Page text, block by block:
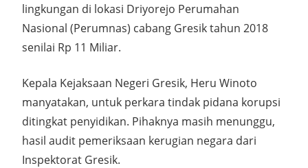
lingkungan di lokasi Driyorejo Perumahan
Nasional (Perumnas) cabang Gresik tahun 2018
senilai Rp 11 Miliar.
Kepala Kejaksaan Negeri Gresik, Heru Winoto
manyatakan, untuk perkara tindak pidana korupsi
ditingkat penyidikan. Pihaknya masih menunggu,
hasil audit pemeriksaan kerugian negara dari
Inspektorat Gresik.